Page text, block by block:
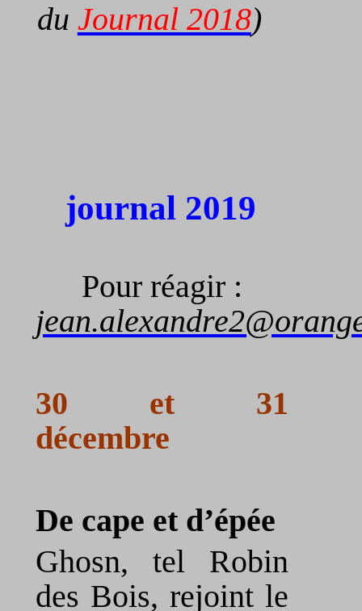
du Journal 2018)
journal 2019
Pour réagir :
30 et 31
décembre
De cape et d’épée
Ghosn, tel Robin
des Bois, rejoint le